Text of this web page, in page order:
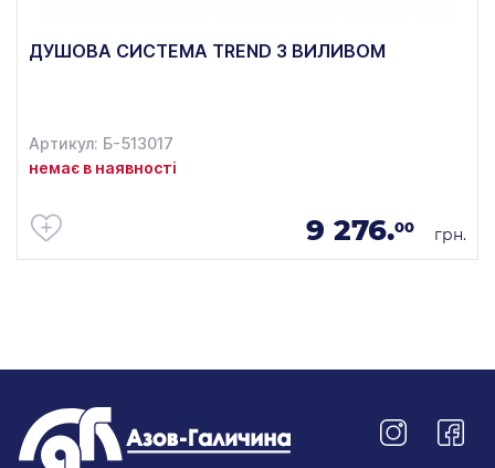
ДУШОВА СИСТЕМА TREND З ВИЛИВОМ
Артикул: Б-513017
немає в наявності
9 276.00 грн.